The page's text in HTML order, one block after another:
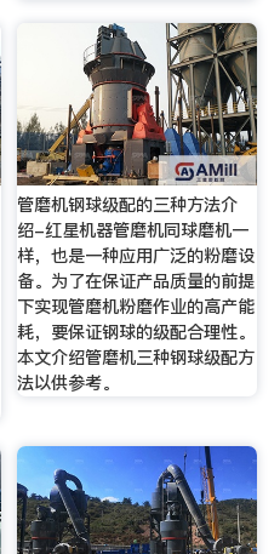
管磨机钢球级配的三种方法介
绍-红星机器管磨机同球磨机一
样，也是一种应用广泛的粉磨设
备。为了在保证产品质量的前提
下实现管磨机粉磨作业的高产能
耗，要保证钢球的级配合理性。
本文介绍管磨机三种钢球级配方
法以供参考。